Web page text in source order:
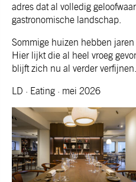
adres dat al volledig
gastronomische landschap.
Sommige huizen hebben
Hier lijkt die al heel vroeg
blijft zich nu al verder verfijnen.
LD · Eating · mei 2026